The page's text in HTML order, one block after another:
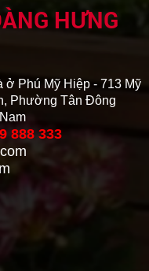
HƯNG
Phú Mỹ Hiệp - 713 Mỹ
Phường Tân Đông
888 333